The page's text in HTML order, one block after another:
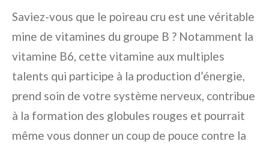
Saviez-vous que le poireau cru est une véritable
mine de vitamines du groupe B ? Notamment la
vitamine B6, cette vitamine aux multiples
talents qui participe à la production d’énergie,
prend soin de votre système nerveux, contribue
à la formation des globules rouges et pourrait
même vous donner un coup de pouce contre la